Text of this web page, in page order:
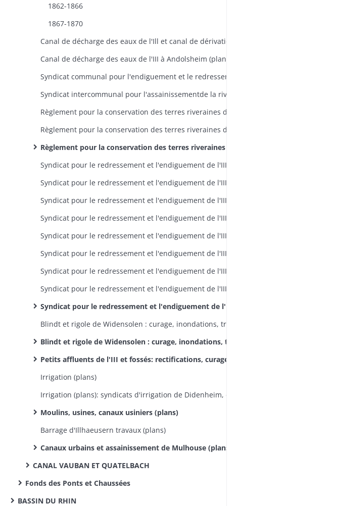
1862-1866
1867-1870
Canal de décharge des eaux de l'III à Andolsheim (plans)
Règlement pour la conservation des terres riveraines de l'Ill, commission spéciale de l'Ill créée en 1823: contenance cadastrale des terres riveraines de l'Ill devant servir de base à la répartition entre les riverains des frais de redressement et d'endiguement de l'Ill
Syndicat pour le redressement et l'endiguement de l'III: 5e arrondissement syndical: imposition des riverains
Blindt et rigole de Widensolen : curage, inondations, travaux de défense des rives (plans): syndicat pour le curage de la Blindt et de la rigole de Widensolen
Petits affluents de l'III et fossés: rectifications, curage, travaux de défense et d'aménagement des rives, syndicats d'assainissement et de curage (plans)
Irrigation (plans)
Moulins, usines, canaux usiniers (plans)
Barrage d'Illhaeusern travaux (plans)
Canaux urbains et assainissement de Mulhouse (plans)
CANAL VAUBAN ET QUATELBACH
Fonds des Ponts et Chaussées
BASSIN DU RHIN